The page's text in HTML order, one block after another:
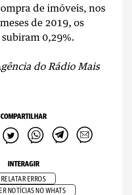
de imóveis, nos
de 2019, os
0,29%.
do Rádio Mais
COMPARTILHAR
INTERAGIR
RELATAR ERROS
NOTÍCIAS NO WHATS